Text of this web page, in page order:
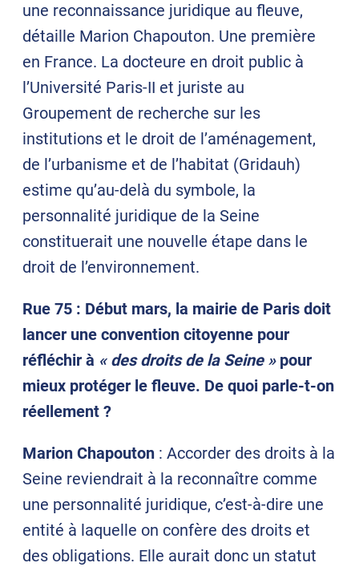
une reconnaissance juridique au fleuve,
détaille Marion Chapouton. Une première
en France. La docteure en droit public à
l’Université Paris-II et juriste au
Groupement de recherche sur les
institutions et le droit de l’aménagement,
de l’urbanisme et de l’habitat (Gridauh)
estime qu’au-delà du symbole, la
personnalité juridique de la Seine
constituerait une nouvelle étape dans le
droit de l’environnement.
Rue 75 : Début mars, la mairie de Paris doit
lancer une convention citoyenne pour
réfléchir à « des droits de la Seine »pour
mieux protéger le fleuve. De quoi parle-t-on
réellement ?
Marion Chapouton : Accorder des droits à la
Seine reviendrait à la reconnaître comme
une personnalité juridique, c’est-à-dire une
entité à laquelle on confère des droits et
des obligations. Elle aurait donc un statut